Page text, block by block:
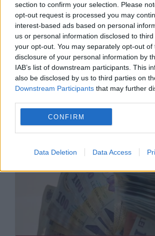
section to confirm your selection. Please
opt-out request is processed you may
interest-based ads based on personal
us or personal information disclosed to
your opt-out. You may separately opt-out of
disclosure of your personal information by
IAB’s list of downstream participants. This
also be disclosed by us to third parties on
Downstream Participants that may further
CONFIRM
Data Deletion Data Access
Negocieri de ultimă oră la
întâmplă cu greva din Sănătate